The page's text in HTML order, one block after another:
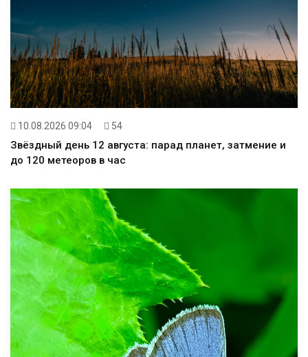
10.08.2026 09:04 54
Звёздный день 12 августа: парад планет, затмение и
до 120 метеоров в час